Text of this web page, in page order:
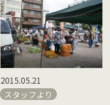
2015.05.21
スタッフより